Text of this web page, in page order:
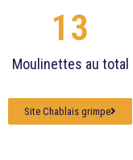
Moulinettes au total
13
Site Chablais grimpe